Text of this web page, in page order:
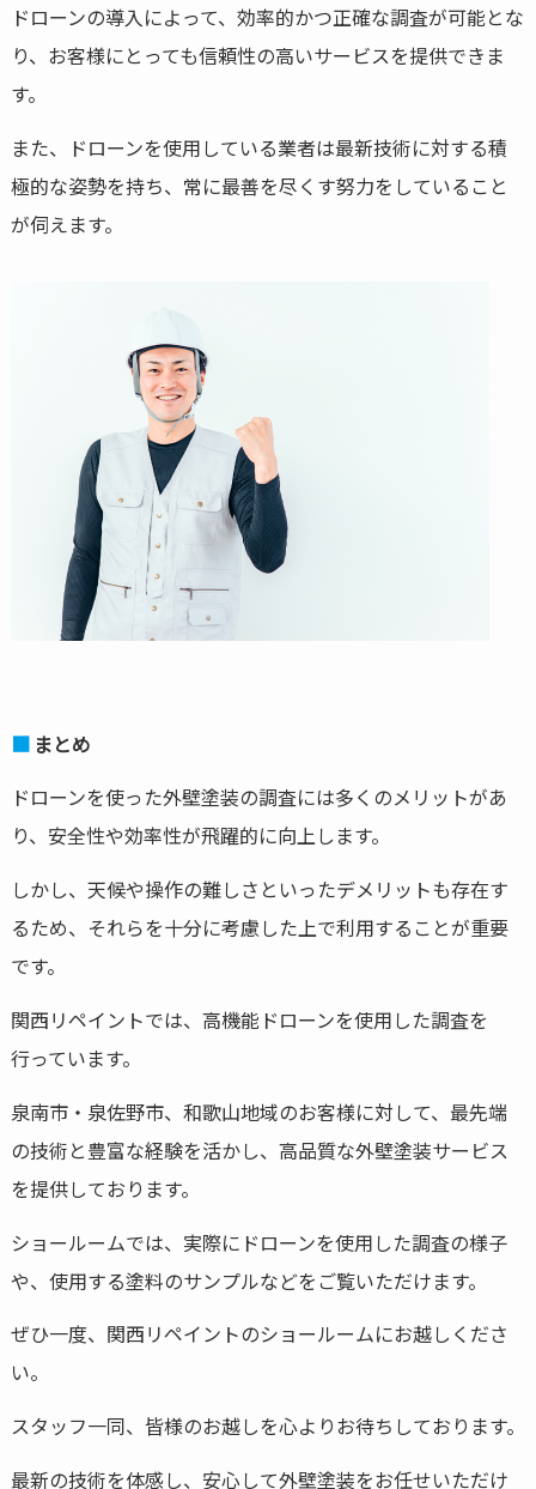
ドローンの導入によって、効率的かつ正確な調査が可能とな
り、お客様にとっても信頼性の高いサービスを提供できま
す。
また、ドローンを使用している業者は最新技術に対する積
極的な姿勢を持ち、常に最善を尽くす努力をしていること
が伺えます。
まとめ
ドローンを使った外壁塗装の調査には多くのメリットがあ
り、安全性や効率性が飛躍的に向上します。
しかし、天候や操作の難しさといったデメリットも存在す
るため、それらを十分に考慮した上で利用することが重要
です。
関西リペイントでは、高機能ドローンを使用した調査を
行っています。
泉南市・泉佐野市、和歌山地域のお客様に対して、最先端
の技術と豊富な経験を活かし、高品質な外壁塗装サービス
を提供しております。
ショールームでは、実際にドローンを使用した調査の様子
や、使用する塗料のサンプルなどをご覧いただけます。
ぜひ一度、関西リペイントのショールームにお越しくださ
い。
スタッフ一同、皆様のお越しを心よりお待ちしております。
最新の技術を体感し、安心して外壁塗装をお任せいただけ